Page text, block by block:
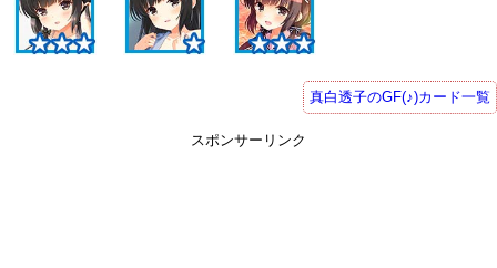
真白透子のGF(♪)カード一覧
スポンサーリンク